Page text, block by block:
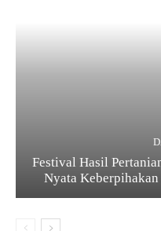
Festival Hasil
Nyata